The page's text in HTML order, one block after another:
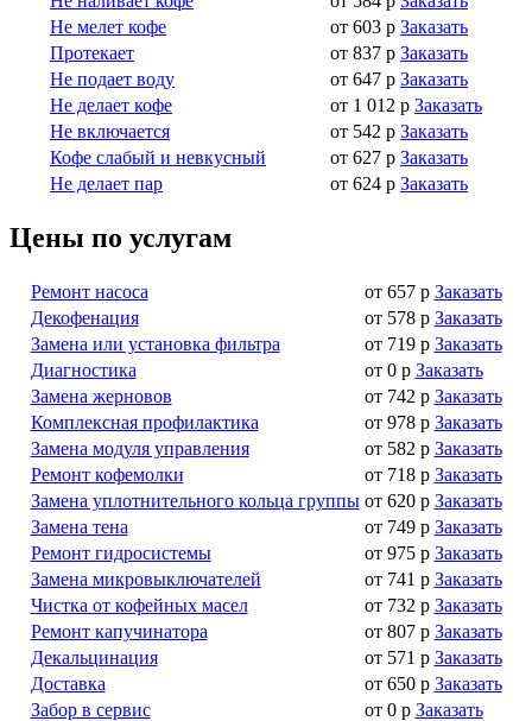
Не мелет кофе
от 603 р Заказать
Протекает
от 837 р Заказать
Не подает воду
от 647 р Заказать
Не делает кофе
от 1 012 р Заказать
Не включается
от 542 р Заказать
Кофе слабый и невкусный
от 627 р Заказать
Не делает пар
от 624 р Заказать
Цены по услугам
Ремонт насоса от 657 р Заказать
Декофенация
от 578 р Заказать
Замена или установка фильтра
от 719 р Заказать
Диагностика
от 0 р Заказать
Замена жерновов
от 742 р Заказать
Комплексная профилактика
от 978 р Заказать
Замена модуля управления
от 582 р Заказать
Ремонт кофемолки
от 718 р Заказать
Замена уплотнительного кольца группы от 620 р Заказать
Замена тена
от 749 р Заказать
Ремонт гидросистемы
от 975 р Заказать
Замена микровыключателей
от 741 р Заказать
Чистка от кофейных масел
от 732 р Заказать
Ремонт капучинатора
от 807 р Заказать
Декальцинация
от 571 р Заказать
Доставка
от 650 р Заказать
Забор в сервис
от 0 р Заказать